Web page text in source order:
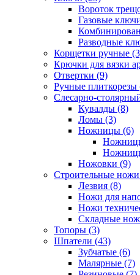
Вороток
Газовые
Разводные
Корщетки ручные
Крючки для вязки
Отвертки (9)
Ручные плиткорезы
Слесарно-
Кувалды (8)
Ломы (3)
Ножницы (6)
Ножовки (9)
Строительные ножи
Лезвия (8)
Ножи для
Ножи
Складные
Топоры (3)
Шпатели (43)
Зубчатые (6)
Малярные (7)